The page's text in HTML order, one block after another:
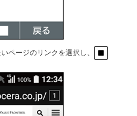
ページのリンクを選択し、